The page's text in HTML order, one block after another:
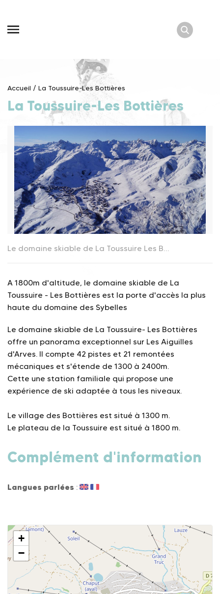
content
Accueil / La Toussuire-Les Bottières
La Toussuire-Les Bottières
Le domaine skiable de La Toussuire Les Bottières
A 1800m d'altitude, le domaine skiable de La
Toussuire - Les Bottières est la porte d'accès la plus
haute du domaine des Sybelles
Le domaine skiable de La Toussuire- Les Bottières
offre un panorama exceptionnel sur Les Aiguilles
d'Arves. Il compte 42 pistes et 21 remontées
mécaniques et s'étende de 1300 à 2400m.
Cette une station familiale qui propose une
expérience de ski adaptée à tous les niveaux.
Le village des Bottières est situé à 1300 m.
Le plateau de la Toussuire est situé à 1800 m.
Complément d'information
Langues parlées :
+
−